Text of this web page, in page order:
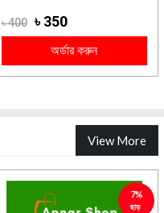
৳ 400 ৳ 350
অর্ডার করুন
View More
7%
ছাড়